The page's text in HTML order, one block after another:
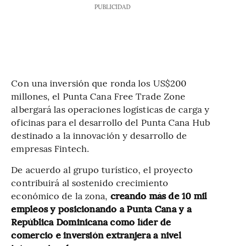
PUBLICIDAD
Con una inversión que ronda los US$200
millones, el Punta Cana Free Trade Zone
albergará las operaciones logísticas de carga y
oficinas para el desarrollo del Punta Cana Hub
destinado a la innovación y desarrollo de
empresas Fintech.
De acuerdo al grupo turístico, el proyecto
contribuirá al sostenido crecimiento
económico de la zona, creando más de 10 mil
empleos y posicionando a Punta Cana y a
República Dominicana como líder de
comercio e inversión extranjera a nivel